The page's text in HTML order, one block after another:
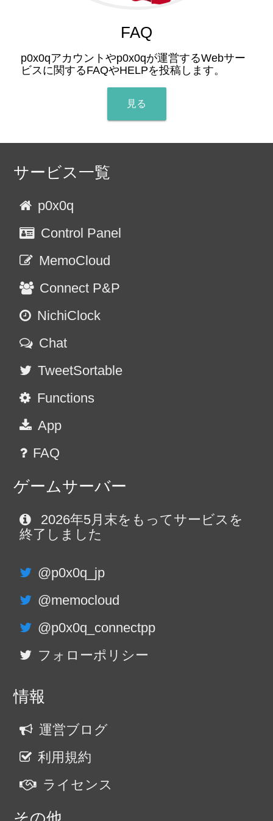
FAQ
p0x0qアカウントやp0x0qが運営するWebサー
ビスに関するFAQやHELPを投稿します。
見る
サービス一覧
p0x0q
Control Panel
MemoCloud
Connect P&P
NichiClock
Chat
TweetSortable
Functions
App
FAQ
ゲームサーバー
2026年5月末をもってサービスを
終了しました
@p0x0q_jp
@memocloud
@p0x0q_connectpp
フォローポリシー
情報
運営ブログ
利用規約
ライセンス